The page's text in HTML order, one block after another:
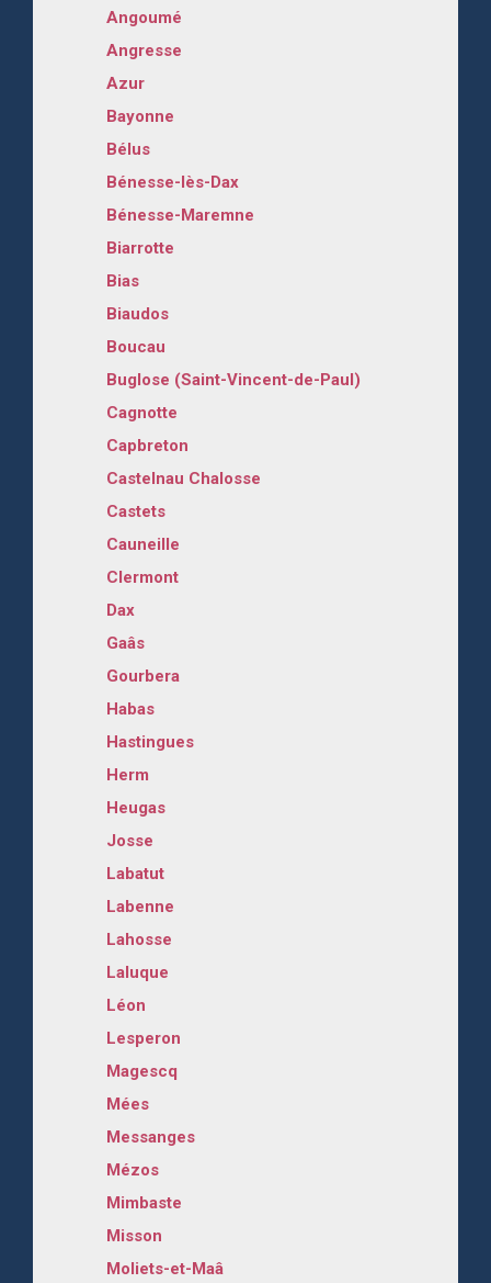
Angoumé
Angresse
Azur
Bayonne
Bélus
Bénesse-lès-Dax
Bénesse-Maremne
Biarrotte
Bias
Biaudos
Boucau
Buglose (Saint-Vincent-de-Paul)
Cagnotte
Capbreton
Castelnau Chalosse
Castets
Cauneille
Clermont
Dax
Gaâs
Gourbera
Habas
Hastingues
Herm
Heugas
Josse
Labatut
Labenne
Lahosse
Laluque
Léon
Lesperon
Magescq
Mées
Messanges
Mézos
Mimbaste
Misson
Moliets-et-Maâ